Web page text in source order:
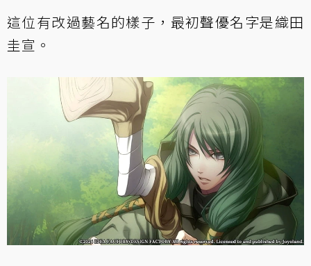
這位有改過藝名的樣子，最初聲優名字是織田
圭宣。